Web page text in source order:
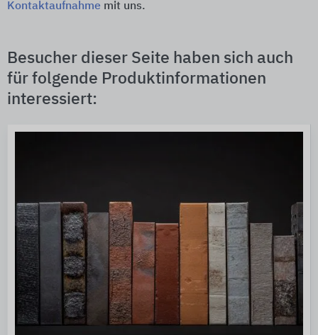
Kontaktaufnahme mit uns.
Besucher dieser Seite haben sich auch
für folgende Produktinformationen
interessiert: